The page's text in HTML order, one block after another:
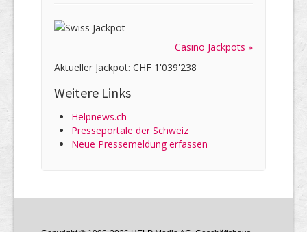
Casino Jackpots »
Aktueller Jackpot: CHF 1'039'238
Weitere Links
Helpnews.ch
Presseportale der Schweiz
Neue Pressemeldung erfassen